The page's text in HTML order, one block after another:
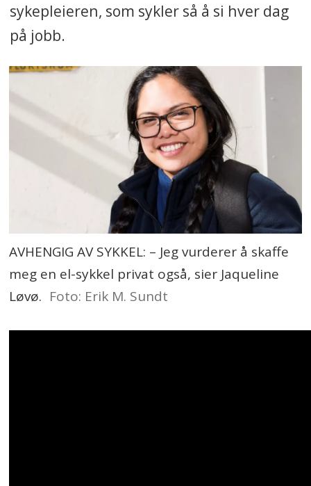
sykepleieren, som sykler så å si hver dag
på jobb.
AVHENGIG AV SYKKEL: – Jeg vurderer å skaffe
meg en el-sykkel privat også, sier Jaqueline
Løvø. Foto: Erik M. Sundt